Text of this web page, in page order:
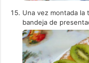
Una vez montada la
bandeja de